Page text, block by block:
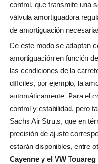
control, que transmite una
válvula amortiguadora
de amortiguación
De este modo se adaptan
amortiguación en función
las condiciones de la
difíciles, por ejemplo, la
automáticamente. Para el
control y estabilidad, pero
Sachs Air Struts, que en
precisión de ajuste
estarán disponibles, entre
Cayenne y el VW Touareg